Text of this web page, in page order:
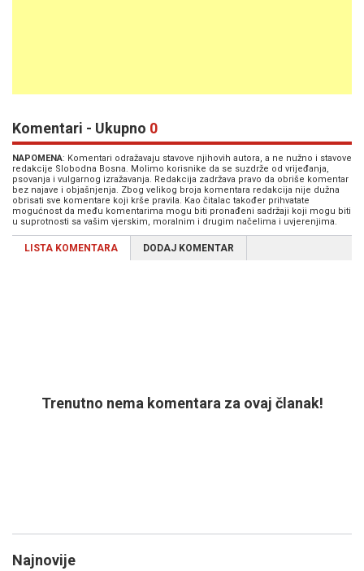
Komentari - Ukupno 0
NAPOMENA: Komentari odražavaju stavove njihovih autora, a ne nužno i stavove
redakcije Slobodna Bosna. Molimo korisnike da se suzdrže od vrijeđanja,
psovanja i vulgarnog izražavanja. Redakcija zadržava pravo da obriše komentar
bez najave i objašnjenja. Zbog velikog broja komentara redakcija nije dužna
obrisati sve komentare koji krše pravila. Kao čitalac također prihvatate
mogućnost da među komentarima mogu biti pronađeni sadržaji koji mogu biti
u suprotnosti sa vašim vjerskim, moralnim i drugim načelima i uvjerenjima.
LISTA KOMENTARA DODAJ KOMENTAR
Trenutno nema komentara za ovaj članak!
Najnovije